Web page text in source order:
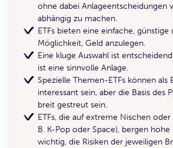
ohne dabei Anlageentscheidungen
abhängig zu machen.
ETFs bieten eine einfache, günstige
Möglichkeit, Geld anzulegen.
Eine kluge Auswahl ist
ist eine sinnvolle Anlage.
Spezielle Themen-ETFs können als
interessant sein, aber die Basis des
breit gestreut sein.
ETFs, die auf extreme Nischen oder
B. K-Pop oder Space), bergen hohe
wichtig, die Risiken der jeweiligen